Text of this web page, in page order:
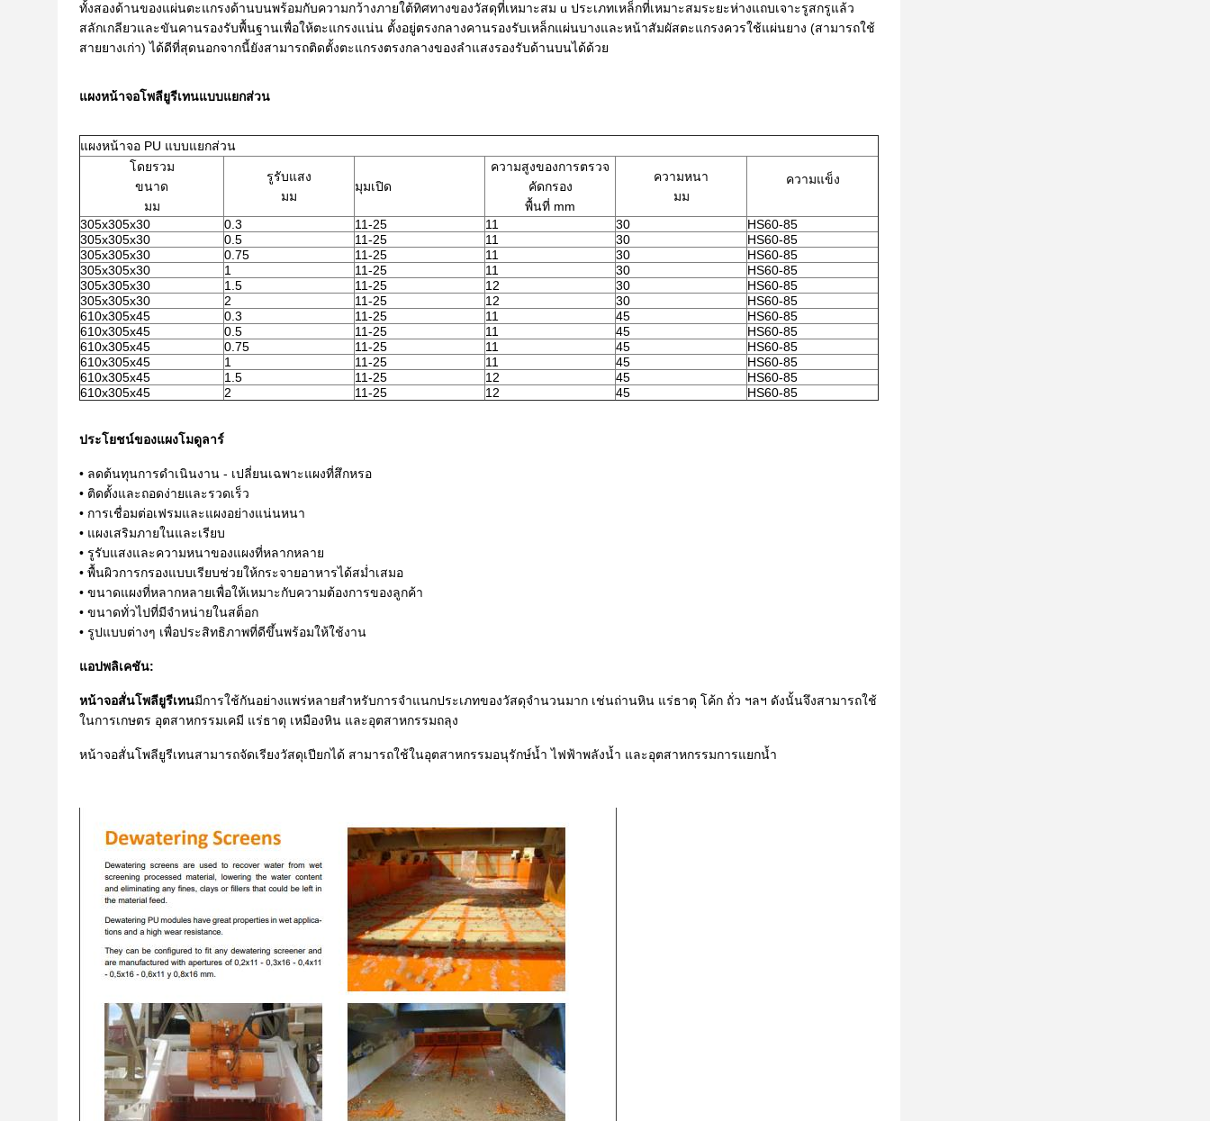
ทั้งสองด้านของแผ่นตะแกรงด้านบนพร้อมกับความกว้างภายใต้ทิศทางของวัสดุที่เหมาะสม u ประเภทเหล็กที่เหมาะสมระยะห่างแถบเจาะรูสกรูแล้ว
สลักเกลียวและขันคานรองรับพื้นฐานเพื่อให้ตะแกรงแน่น ตั้งอยู่ตรงกลางคานรองรับเหล็กแผ่นบางและหน้าสัมผัสตะแกรงควรใช้แผ่นยาง (สามารถใช้
สายยางเก่า) ได้ดีที่สุดนอกจากนี้ยังสามารถติดตั้งตะแกรงตรงกลางของลำแสงรองรับด้านบนได้ด้วย
แผงหน้าจอโพลียูรีเทนแบบแยกส่วน
แผงหน้าจอ PU แบบแยกส่วน
โดยรวม
ขนาด
มม
รูรับแสง
มม
มุมเปิด
ความสูงของการตรวจ
คัดกรอง
พื้นที่ mm
ความหนา
มม
ความแข็ง
305x305x30 0.3 11-25 11 30
HS60-85
305x305x30
0.5 11-25 11 30
HS60-85
305x305x30
0.75 11-25 11 30
HS60-85
305x305x30
1 11-25 11 30
HS60-85
305x305x30
1.5 11-25 12 30
HS60-85
305x305x30
2 11-25 12 30
HS60-85
610x305x45
0.3 11-25 11 45
HS60-85
610x305x45
0.5 11-25 11 45
HS60-85
610x305x45
0.75 11-25 11 45
HS60-85
610x305x45
1 11-25 11 45
HS60-85
610x305x45
1.5 11-25 12 45
HS60-85
610x305x45
2 11-25 12 45 HS60-85
ประโยชน์ของแผงโมดูลาร์
• ลดต้นทุนการดำเนินงาน - เปลี่ยนเฉพาะแผงที่สึกหรอ
• ติดตั้งและถอดง่ายและรวดเร็ว
• การเชื่อมต่อเฟรมและแผงอย่างแน่นหนา
• แผงเสริมภายในและเรียบ
• รูรับแสงและความหนาของแผงที่หลากหลาย
• พื้นผิวการกรองแบบเรียบช่วยให้กระจายอาหารได้สม่ำเสมอ
• ขนาดแผงที่หลากหลายเพื่อให้เหมาะกับความต้องการของลูกค้า
• ขนาดทั่วไปที่มีจำหน่ายในสต็อก
• รูปแบบต่างๆ เพื่อประสิทธิภาพที่ดีขึ้นพร้อมให้ใช้งาน
แอปพลิเคชัน:
หน้าจอสั่นโพลียูรีเทนมีการใช้กันอย่างแพร่หลายสำหรับการจำแนกประเภทของวัสดุจำนวนมาก เช่นถ่านหิน แร่ธาตุ โค้ก ถั่ว ฯลฯ ดังนั้นจึงสามารถใช้
ในการเกษตร อุตสาหกรรมเคมี แร่ธาตุ เหมืองหิน และอุตสาหกรรมถลุง
หน้าจอสั่นโพลียูรีเทนสามารถจัดเรียงวัสดุเปียกได้ สามารถใช้ในอุตสาหกรรมอนุรักษ์น้ำ ไฟฟ้าพลังน้ำ และอุตสาหกรรมการแยกน้ำ